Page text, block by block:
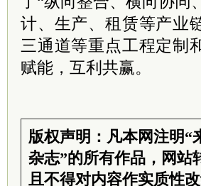
计、生产、租赁等产业
三通道等重点工程定制
赋能，互利共赢。
版权声明：凡本网注明“
杂志”的所有作品，网站
且不得对内容作实质性